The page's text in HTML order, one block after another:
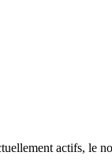
actifs, le